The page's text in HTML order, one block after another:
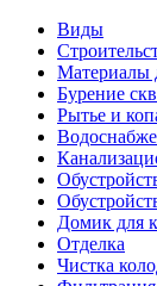
Виды
Материалы
Бурение
Рытье и
Домик для
Отделка
Чистка